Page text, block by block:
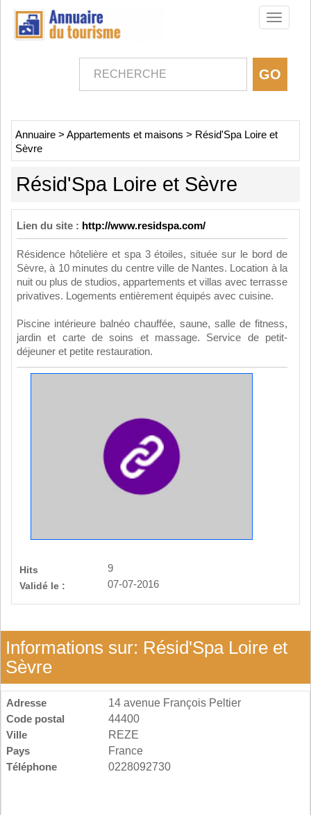
Toggle
Annuaire > Appartements et maisons > Résid'Spa Loire et
Sèvre
Résid'Spa Loire et Sèvre
Lien du site : http://www.residspa.com/
Résidence hôtelière et spa 3 étoiles, située sur le bord de
Sèvre, à 10 minutes du centre ville de Nantes. Location à la
nuit ou plus de studios, appartements et villas avec terrasse
privatives. Logements entièrement équipés avec cuisine.
Piscine intérieure balnéo chauffée, saune, salle de fitness,
jardin et carte de soins et massage. Service de petit-
déjeuner et petite restauration.
Hits
9
Validé le :
07-07-2016
Informations sur: Résid'Spa Loire et
Sèvre
Adresse
14 avenue François Peltier
Code postal
44400
Ville
REZE
Pays
France
Téléphone
0228092730